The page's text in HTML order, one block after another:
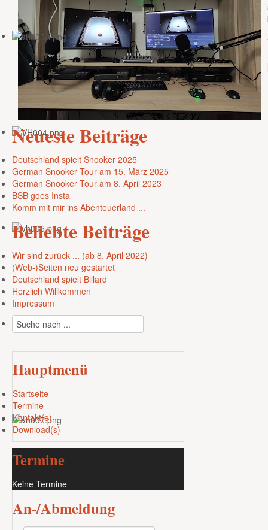
NeuesteBeiträge
Deutschland spielt Snooker 2025
German Snooker Tour am 15. März 2025
German Snooker Tour am 8. April 2023
BSB goes Insta
Komm mit mir ins Abenteuerland ...
BeliebteBeiträge
Wir sind zurück ... (ab 8. April 2022)
(Web-)Seiten neu gestartet
Deutschland spielt Billard
Herzlich Willkommen
Impressum
Hauptmenü
Startseite
Termine
Kontakt(e)
Download(s)
Termine
Keine Termine
An-/Abmeldung